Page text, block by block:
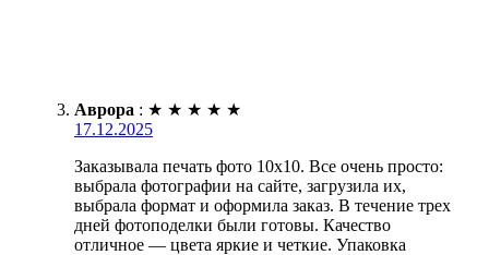
Аврора : ★ ★ ★ ★ ★
17.12.2025
Заказывала печать фото 10х10. Все очень просто:
выбрала фотографии на сайте, загрузила их,
выбрала формат и оформила заказ. В течение трех
дней фотоподелки были готовы. Качество
отличное — цвета яркие и четкие. Упаковка